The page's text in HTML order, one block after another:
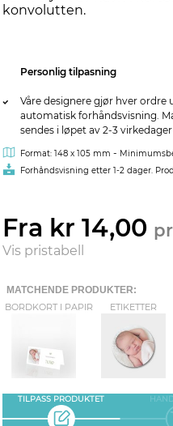
konvolutten.
Personlig tilpasning
Våre designere gjør hver ordre
automatisk forhåndsvisning.
sendes i løpet av 2-3
Format: 148 x 105 mm -
Forhåndsvisning etter 1-2 dager.
Fra kr 14,00
Vis pristabell
MATCHENDE PRODUKTER:
BORDKORT I PAPIR
ETIKETTER
TILPASS PRODUKTET